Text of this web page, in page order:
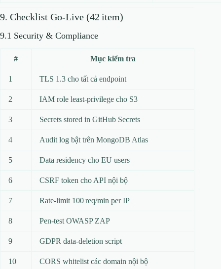
9. Checklist Go‑Live (42 item)
9.1 Security & Compliance
# Mục kiểm tra
1 TLS 1.3 cho tất cả endpoint
2 IAM role least‑privilege cho S3
3 Secrets stored in GitHub Secrets
4 Audit log bật trên MongoDB Atlas
5 Data residency cho EU users
6 CSRF token cho API nội bộ
7 Rate‑limit 100 req/min per IP
8 Pen‑test OWASP ZAP
9 GDPR data‑deletion script
10 CORS whitelist các domain nội bộ